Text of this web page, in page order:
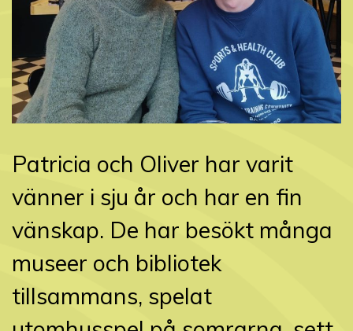
Patricia och Oliver har varit
vänner i sju år och har en fin
vänskap. De har besökt många
museer och bibliotek
tillsammans, spelat